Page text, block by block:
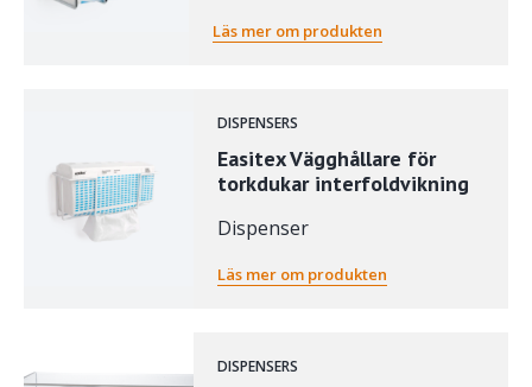
Läs mer om produkten
DISPENSERS
Easitex Vägghållare för
torkdukar interfoldvikning
Dispenser
Läs mer om produkten
DISPENSERS